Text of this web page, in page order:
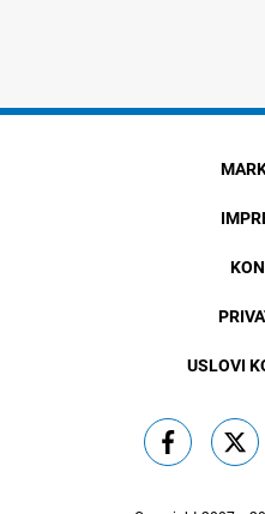
USLOVI